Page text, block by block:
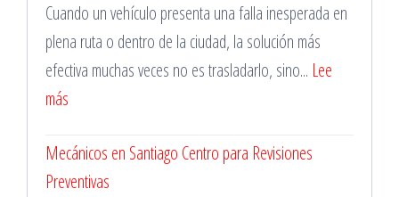
para
Vehículos
de
Cuando un vehículo presenta una falla inesperada en
plena ruta o dentro de la ciudad, la solución más
efectiva muchas veces no es trasladarlo, sino... Lee
más
a
Domicilio
Mecánicos en Santiago Centro para Revisiones
Preventivas